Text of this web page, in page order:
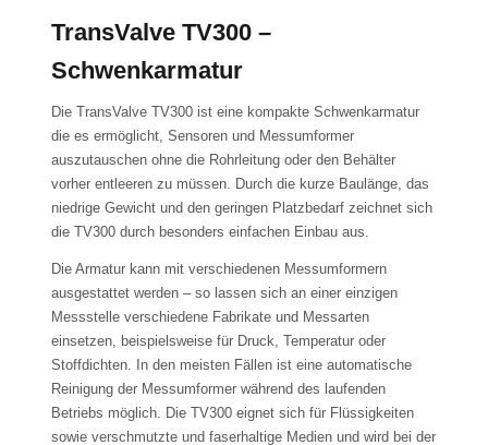
TransValve TV300 –
Schwenkarmatur
Die TransValve TV300 ist eine kompakte Schwenkarmatur
die es ermöglicht, Sensoren und Messumformer
auszutauschen ohne die Rohrleitung oder den Behälter
vorher entleeren zu müssen. Durch die kurze Baulänge, das
niedrige Gewicht und den geringen Platzbedarf zeichnet sich
die TV300 durch besonders einfachen Einbau aus.
Die Armatur kann mit verschiedenen Messumformern
ausgestattet werden – so lassen sich an einer einzigen
Messstelle verschiedene Fabrikate und Messarten
einsetzen, beispielsweise für Druck, Temperatur oder
Stoffdichten. In den meisten Fällen ist eine automatische
Reinigung der Messumformer während des laufenden
Betriebs möglich. Die TV300 eignet sich für Flüssigkeiten
sowie verschmutzte und faserhaltige Medien und wird bei der